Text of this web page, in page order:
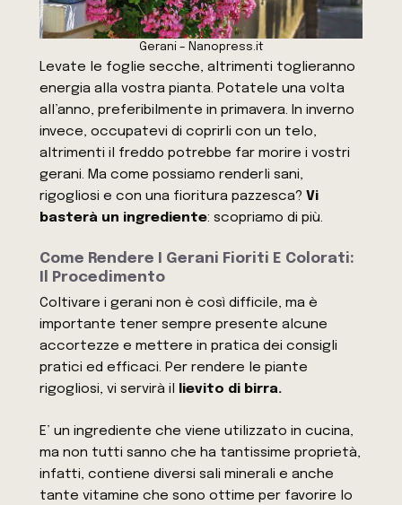
Gerani – Nanopress.it
Levate le foglie secche, altrimenti toglieranno
energia alla vostra pianta. Potatele una volta
all’anno, preferibilmente in primavera. In inverno
invece, occupatevi di coprirli con un telo,
altrimenti il freddo potrebbe far morire i vostri
gerani. Ma come possiamo renderli sani,
rigogliosi e con una fioritura pazzesca? Vi
basterà un ingrediente: scopriamo di più.
Come Rendere I Gerani Fioriti E Colorati:
Il Procedimento
Coltivare i gerani non è così difficile, ma è
importante tener sempre presente alcune
accortezze e mettere in pratica dei consigli
pratici ed efficaci. Per rendere le piante
rigogliosi, vi servirà il lievito di birra.
E’ un ingrediente che viene utilizzato in cucina,
ma non tutti sanno che ha tantissime proprietà,
infatti, contiene diversi sali minerali e anche
tante vitamine che sono ottime per favorire lo